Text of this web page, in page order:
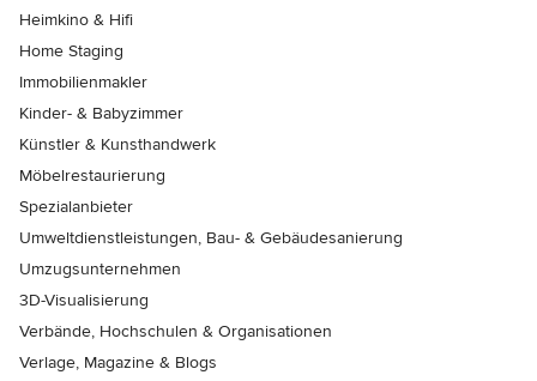
Heimkino & Hifi
Home Staging
Immobilienmakler
Kinder- & Babyzimmer
Künstler & Kunsthandwerk
Möbelrestaurierung
Spezialanbieter
Umweltdienstleistungen, Bau- & Gebäudesanierung
Umzugsunternehmen
3D-Visualisierung
Verbände, Hochschulen & Organisationen
Verlage, Magazine & Blogs